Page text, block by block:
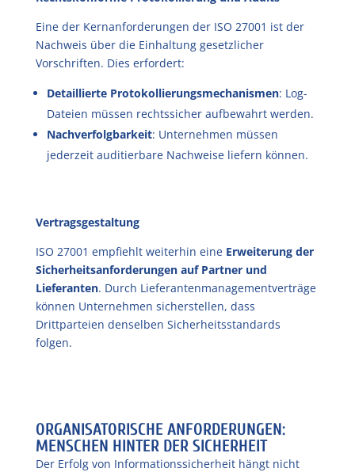
Eine der Kernanforderungen der ISO 27001 ist der
Nachweis über die Einhaltung gesetzlicher
Vorschriften. Dies erfordert:
Detaillierte Protokollierungsmechanismen: Log-
Dateien müssen rechtssicher aufbewahrt werden.
Nachverfolgbarkeit: Unternehmen müssen
jederzeit auditierbare Nachweise liefern können.
Vertragsgestaltung
ISO 27001 empfiehlt weiterhin eine Erweiterung der
Sicherheitsanforderungen auf Partner und
Lieferanten. Durch Lieferantenmanagementverträge
können Unternehmen sicherstellen, dass
Drittparteien denselben Sicherheitsstandards
folgen.
ORGANISATORISCHE ANFORDERUNGEN:
MENSCHEN HINTER DER SICHERHEIT
Der Erfolg von Informationssicherheit hängt nicht